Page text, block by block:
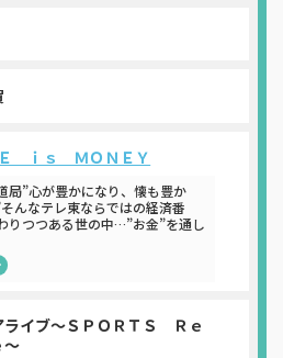
ｉｓ ＭＯＮＥＹ
”心が豊かになり、懐も豊か
んなテレ東ならではの経済番
りつつある世の中…”お金”を通し
イブ～ＳＰＯＲＴＳ Ｒｅ
～